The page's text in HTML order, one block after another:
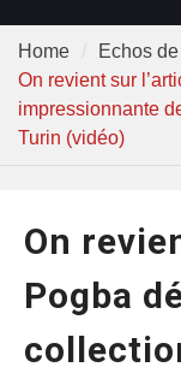
Home
Echos
On revient sur
impressionnante
Turin (vidéo)
On
Pogba